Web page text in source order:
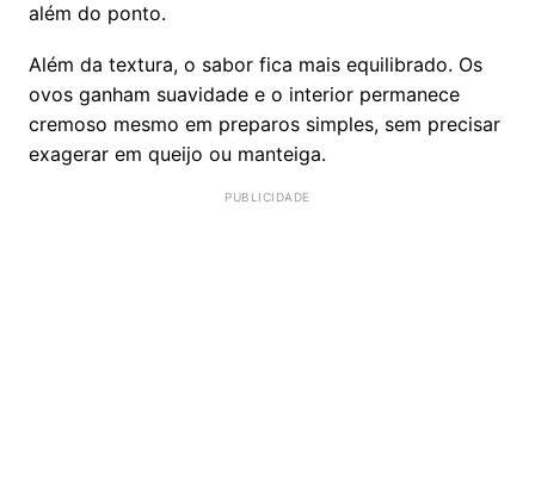
além do ponto.
Além da textura, o sabor fica mais equilibrado. Os
ovos ganham suavidade e o interior permanece
cremoso mesmo em preparos simples, sem precisar
exagerar em queijo ou manteiga.